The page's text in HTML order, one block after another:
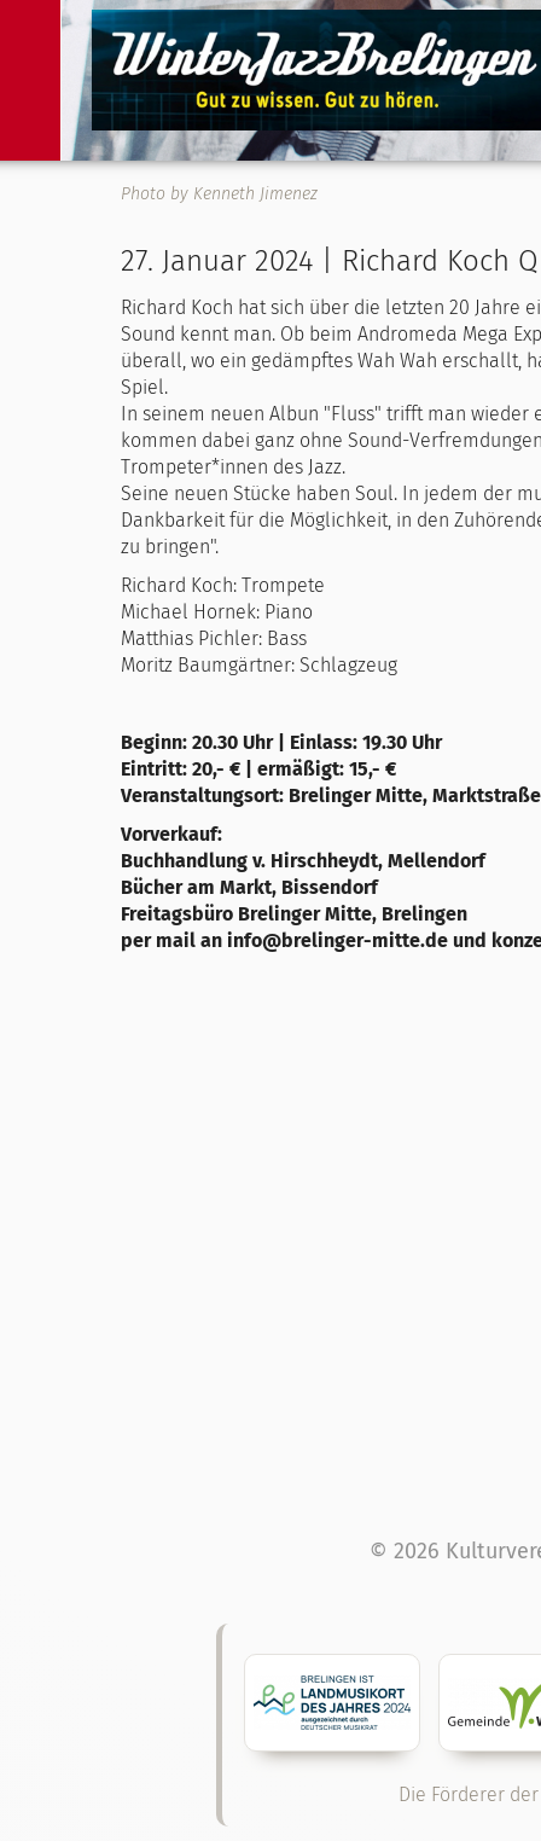
Photo by Kenneth Jimenez
27. Januar 2024 | Richard Koch
Richard Koch hat sich über die letzten 20 Jahre
Sound kennt man. Ob beim Andromeda Mega
überall, wo ein gedämpftes Wah Wah erschallt,
Spiel.
In seinem neuen Albun "Fluss" trifft man wieder
kommen dabei ganz ohne Sound-
Trompeter*innen des Jazz.
Seine neuen Stücke haben Soul. In jedem der
Dankbarkeit für die Möglichkeit, in den
zu bringen".
Richard Koch: Trompete
Michael Hornek: Piano
Matthias Pichler: Bass
Moritz Baumgärtner: Schlagzeug
Beginn: 20.30 Uhr | Einlass: 19.30 Uhr
Eintritt: 20,- € | ermäßigt: 15,- €
Veranstaltungsort: Brelinger Mitte,
Vorverkauf:
Buchhandlung v. Hirschheydt, Mellendorf
Bücher am Markt, Bissendorf
Freitagsbüro Brelinger Mitte, Brelingen
per mail an info@brelinger-mitte.de und
© 2026
Die Förderer